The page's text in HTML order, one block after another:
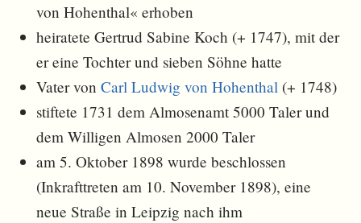
von Hohenthal« erhoben
heiratete Gertrud Sabine Koch (+ 1747), mit der
er eine Tochter und sieben Söhne hatte
Vater vonCarl Ludwig von Hohenthal (+ 1748)
stiftete 1731 dem Almosenamt 5000 Taler und
dem Willigen Almosen 2000 Taler
am 5. Oktober 1898 wurde beschlossen
(Inkrafttreten am 10. November 1898), eine
neue Straße in Leipzig nach ihm